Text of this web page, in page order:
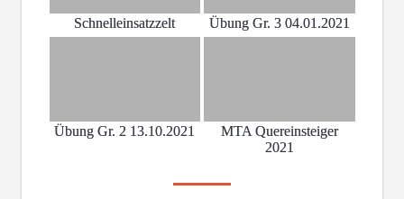
Schnelleinsatzzelt Übung Gr. 3 04.01.2021
Übung Gr. 2 13.10.2021
MTA Quereinsteiger
2021